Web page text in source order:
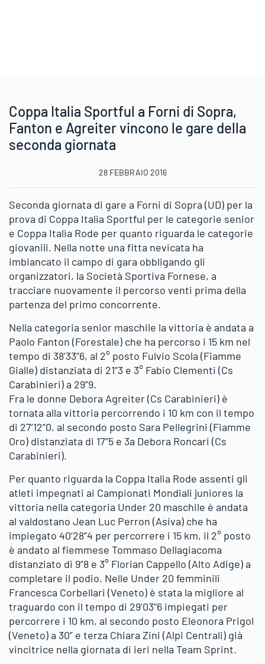
Coppa Italia Sportful a Forni di Sopra,
Fanton e Agreiter vincono le gare della
seconda giornata
28 FEBBRAIO 2016
Seconda giornata di gare a Forni di Sopra (UD) per la
prova di Coppa Italia Sportful per le categorie senior
e Coppa Italia Rode per quanto riguarda le categorie
giovanili. Nella notte una fitta nevicata ha
imbiancato il campo di gara obbligando gli
organizzatori, la Società Sportiva Fornese, a
tracciare nuovamente il percorso venti prima della
partenza del primo concorrente.
Nella categoria senior maschile la vittoria è andata a
Paolo Fanton (Forestale) che ha percorso i 15 km nel
tempo di 38’33”6, al 2° posto Fulvio Scola (Fiamme
Gialle) distanziata di 21”3 e 3° Fabio Clementi (Cs
Carabinieri) a 29”9.
Fra le donne Debora Agreiter (Cs Carabinieri) è
tornata alla vittoria percorrendo i 10 km con il tempo
di 27’12”0, al secondo posto Sara Pellegrini (Fiamme
Oro) distanziata di 17”5 e 3a Debora Roncari (Cs
Carabinieri).
Per quanto riguarda la Coppa Italia Rode assenti gli
atleti impegnati ai Campionati Mondiali juniores la
vittoria nella categoria Under 20 maschile è andata
al valdostano Jean Luc Perron (Asiva) che ha
impiegato 40’28”4 per percorrere i 15 km, il 2° posto
è andato al fiemmese Tommaso Dellagiacoma
distanziato di 9”8 e 3° Florian Cappello (Alto Adige) a
completare il podio. Nelle Under 20 femminili
Francesca Corbellari (Veneto) è stata la migliore al
traguardo con il tempo di 29’03”6 impiegati per
percorrere i 10 km, al secondo posto Eleonora Prigol
(Veneto) a 30” e terza Chiara Zini (Alpi Centrali) già
vincitrice nella giornata di ieri nella Team Sprint.